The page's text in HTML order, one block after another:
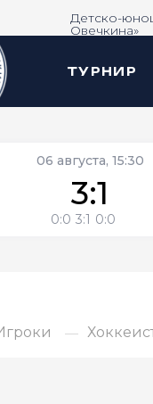
Детско-
Овечкина»
ТУРНИР
06 августа, 15:30
3:1
0:0 3:1 0:0